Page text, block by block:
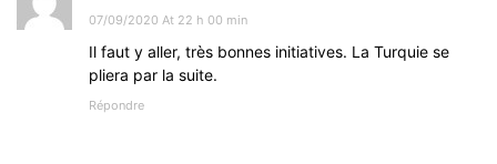
07/09/2020 At 22 h 00 min
Il faut y aller, très bonnes initiatives. La Turquie se
pliera par la suite.
Répondre